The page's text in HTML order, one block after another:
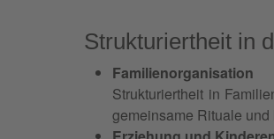
Strukturiertheit in
Familienorganisation
Strukturiertheit in
gemeinsame Rituale